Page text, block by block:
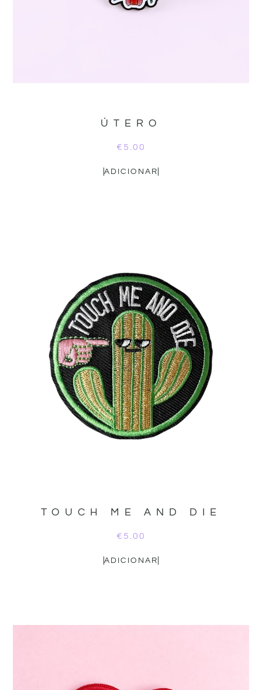
ÚTERO
€ 5.00
ADICIONAR
TOUCH ME AND DIE
€ 5.00
ADICIONAR